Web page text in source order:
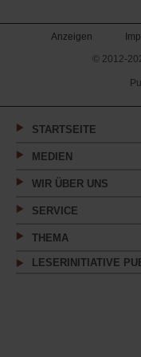
Anzeigen
© 2012-
STARTSEITE
MEDIEN
WIR ÜBER UNS
SERVICE
THEMA
LESERINITIATIVE